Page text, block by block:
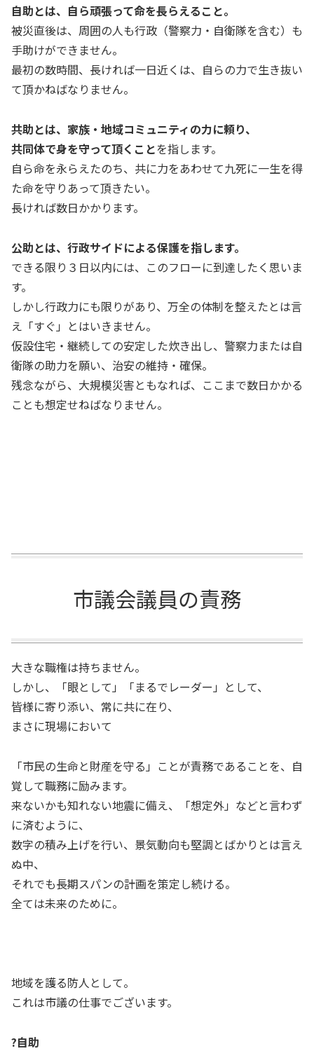
自助とは、自ら頑張って命を長らえること。
被災直後は、周囲の人も行政（警察力・自衛隊を含む）も
手助けができません。
最初の数時間、長ければ一日近くは、自らの力で生き抜い
て頂かねばなりません。
共助とは、家族・地域コミュニティの力に頼り、
共同体で身を守って頂くことを指します。
自ら命を永らえたのち、共に力をあわせて九死に一生を得
た命を守りあって頂きたい。
長ければ数日かかります。
公助とは、行政サイドによる保護を指します。
できる限り３日以内には、このフローに到達したく思いま
す。
しかし行政力にも限りがあり、万全の体制を整えたとは言
え「すぐ」とはいきません。
仮設住宅・継続しての安定した炊き出し、警察力または自
衛隊の助力を願い、治安の維持・確保。
残念ながら、大規模災害ともなれば、ここまで数日かかる
ことも想定せねばなりません。
市議会議員の責務
大きな職権は持ちません。
しかし、「眼として」「まるでレーダー」として、
皆様に寄り添い、常に共に在り、
まさに現場において
「市民の生命と財産を守る」ことが責務であることを、自
覚して職務に励みます。
来ないかも知れない地震に備え、「想定外」などと言わず
に済むように、
数字の積み上げを行い、景気動向も堅調とばかりとは言え
ぬ中、
それでも長期スパンの計画を策定し続ける。
全ては未来のために。
地域を護る防人として。
これは市議の仕事でございます。
?自助